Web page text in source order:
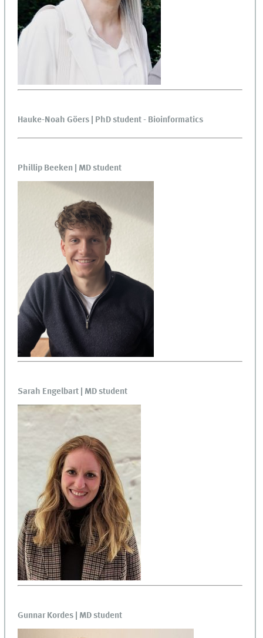
Hauke-Noah Göers | PhD student - Bioinformatics
Phillip Beeken | MD student
Sarah Engelbart | MD student
Gunnar Kordes | MD student